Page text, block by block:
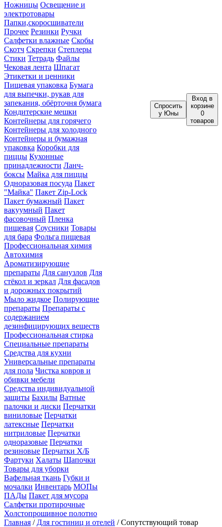
Ножницы Освещение и
электротовары
Папки,скоросшиватели
Прочее Резинки Ручки
Салфетки влажные Скобы
Скотч Скрепки Степлеры
Стики Тетрадь Файлы
Чековая лента Шпагат
Этикетки и ценники
Пищевая упаковка Бумага
для выпечки, рукав для
запекания, обёрточня бумага
Кондитерские мешки
Контейнеры для горячего
Контейнеры для холодного
Контейнеры и бумажная
упаковка Коробки для
пиццы Кухонные
принадлежности Ланч-
боксы Майка для пиццы
Одноразовая посуда Пакет
"Майка" Пакет Zip-Lock
Пакет бумажный Пакет
вакуумный Пакет
фасовочный Пленка
пищевая Соусники Товары
для бара Фольга пищевая
Профессиональная химия
Автохимия
Ароматизирующие
препараты Для санузлов Для
стёкол и зеркал Для фасадов
и дорожных покрытий
Мыло жидкое Полирующие
препараты Препараты с
содержанием
дезинфицирующих веществ
Профессиональная стирка
Специальные препараты
Средства для кухни
Универсальные препараты
для пола Чистка ковров и
обивки мебели
Средства индивидуальной
защиты Бахилы Ватные
палочки и диски Перчатки
виниловые Перчатки
латексные Перчатки
нитриловые Перчатки
одноразовые Перчатки
резиновые Перчатки Х/Б
Фартуки Халаты Шапочки
Товары для уборки
Вафельная ткань Губки и
мочалки Инвентарь МОПы
ПАДы Пакет для мусора
Салфетки протирочные
Холстопрошивное полотно
Спросить
у Юны
Вход в
корзине
0
товаров
Главная / Для гостиниц и отелей / Сопутствующий товар